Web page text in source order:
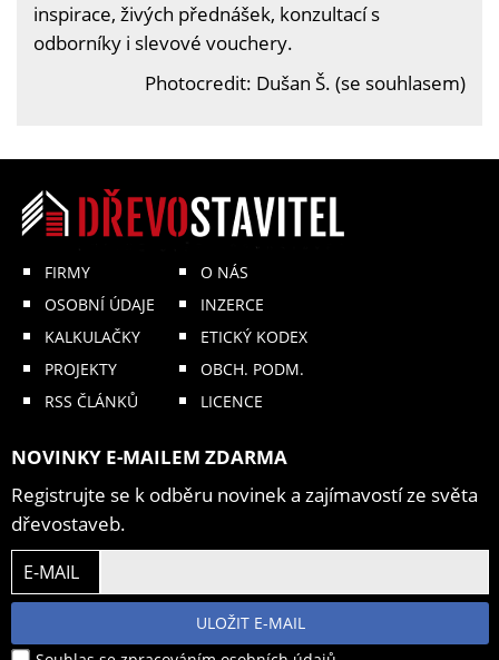
inspirace, živých přednášek, konzultací s
odborníky i slevové vouchery.
Photocredit: Dušan Š. (se souhlasem)
FIRMY
OSOBNÍ ÚDAJE
KALKULAČKY
PROJEKTY
RSS ČLÁNKŮ
O NÁS
INZERCE
ETICKÝ KODEX
OBCH. PODM.
LICENCE
NOVINKY E-MAILEM ZDARMA
Registrujte se k odběru novinek a zajímavostí ze světa
dřevostaveb.
E-MAIL
ULOŽIT E-MAIL